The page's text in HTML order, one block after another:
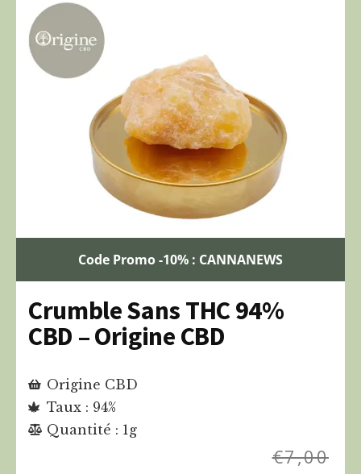
Code Promo -10% : CANNANEWS
Crumble Sans THC 94%
CBD – Origine CBD
Origine CBD
Taux : 94%
Quantité : 1g
€7,00